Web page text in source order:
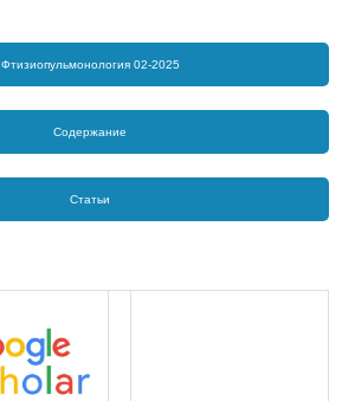
Фтизиопульмонология 02-2025
Содержание
Статьи